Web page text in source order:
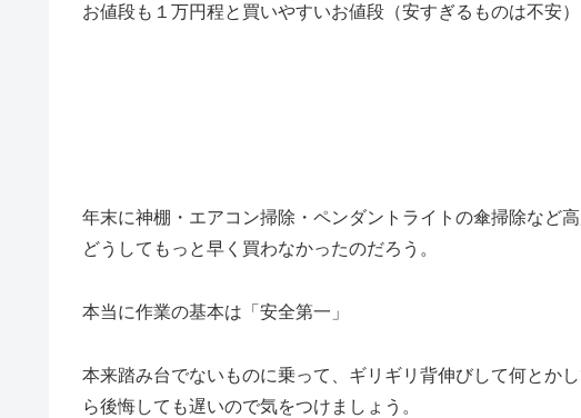
お値段も１万円程と買いやすいお値段（安すぎるものは不安）
年末に神棚・エアコン掃除・ペンダントライトの傘掃除など
どうしてもっと早く買わなかったのだろう。
本当に作業の基本は「安全第一」
本来踏み台でないものに乗って、ギリギリ背伸びして何とか
ら後悔しても遅いので気をつけましょう。